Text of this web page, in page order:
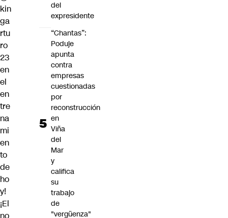
kin
ga
rtu
ro
23
en
el
en
tre
na
mi
en
to
de
ho
y!
¡El
no
del
expresidente
“Chantas”:
Poduje
apunta
contra
empresas
cuestionadas
por
reconstrucción
en
Viña
del
Mar
y
califica
su
trabajo
de
"vergüenza"